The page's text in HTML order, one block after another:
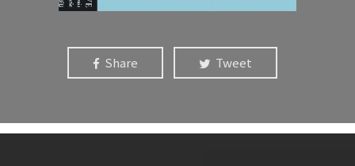
Share Tweet